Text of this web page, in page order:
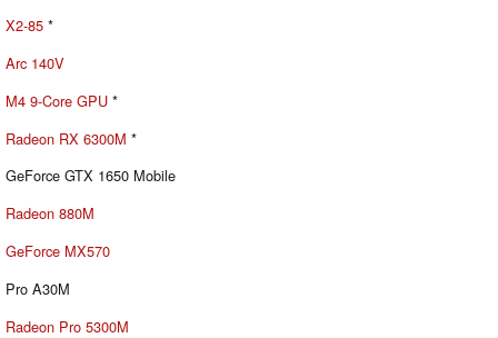
X2-85 *
Arc 140V
M4 9-Core GPU *
Radeon RX 6300M *
GeForce GTX 1650 Mobile
Radeon 880M
GeForce MX570
Pro A30M
Radeon Pro 5300M